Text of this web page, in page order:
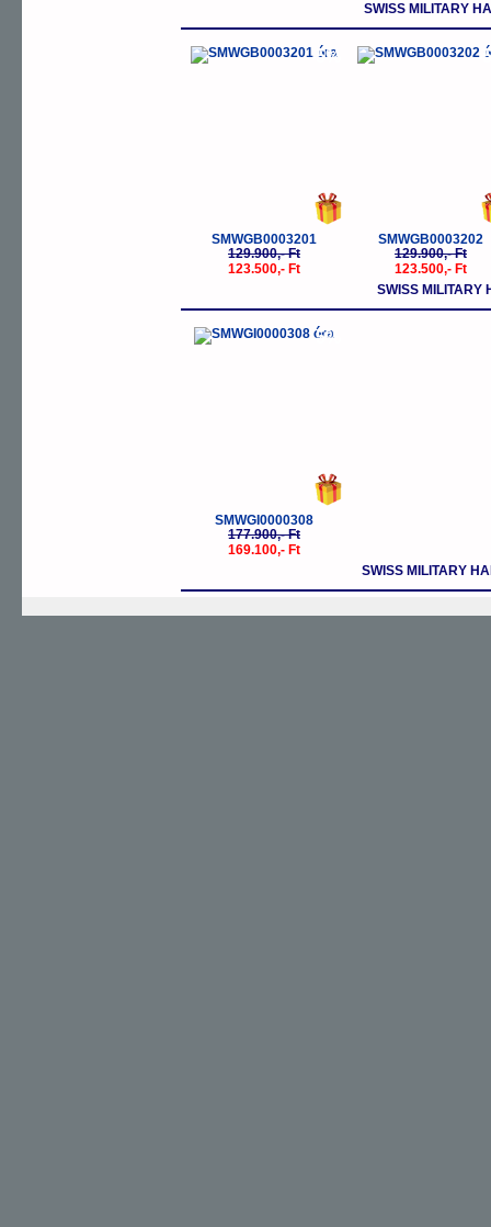
SWISS MILITARY
-5%
SMWGB0003201
129.900,- Ft
123.500,- Ft
-
SMWGB0003202
129.900,- Ft
123.500,- Ft
SWISS MILITARY
-5%
SMWGI0000308
177.900,- Ft
169.100,- Ft
SWISS MILITARY